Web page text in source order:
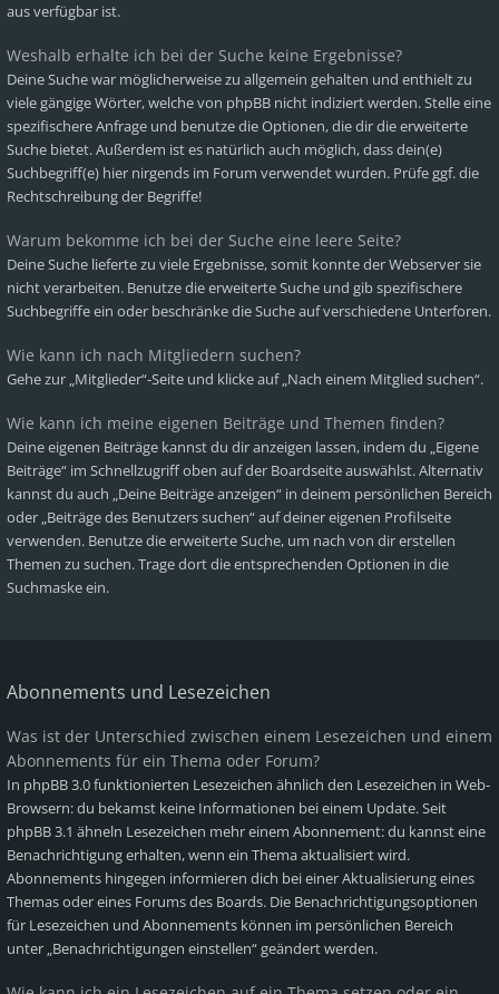
aus verfügbar ist.
Weshalb erhalte ich bei der Suche keine Ergebnisse?
Deine Suche war möglicherweise zu allgemein gehalten und enthielt zu
viele gängige Wörter, welche von phpBB nicht indiziert werden. Stelle eine
spezifischere Anfrage und benutze die Optionen, die dir die erweiterte
Suche bietet. Außerdem ist es natürlich auch möglich, dass dein(e)
Suchbegriff(e) hier nirgends im Forum verwendet wurden. Prüfe ggf. die
Rechtschreibung der Begriffe!
Warum bekomme ich bei der Suche eine leere Seite?
Deine Suche lieferte zu viele Ergebnisse, somit konnte der Webserver sie
nicht verarbeiten. Benutze die erweiterte Suche und gib spezifischere
Suchbegriffe ein oder beschränke die Suche auf verschiedene Unterforen.
Wie kann ich nach Mitgliedern suchen?
Gehe zur „Mitglieder“-Seite und klicke auf „Nach einem Mitglied suchen“.
Wie kann ich meine eigenen Beiträge und Themen finden?
Deine eigenen Beiträge kannst du dir anzeigen lassen, indem du „Eigene
Beiträge“ im Schnellzugriff oben auf der Boardseite auswählst. Alternativ
kannst du auch „Deine Beiträge anzeigen“ in deinem persönlichen Bereich
oder „Beiträge des Benutzers suchen“ auf deiner eigenen Profilseite
verwenden. Benutze die erweiterte Suche, um nach von dir erstellen
Themen zu suchen. Trage dort die entsprechenden Optionen in die
Suchmaske ein.
Abonnements und Lesezeichen
Was ist der Unterschied zwischen einem Lesezeichen und einem
Abonnements für ein Thema oder Forum?
In phpBB 3.0 funktionierten Lesezeichen ähnlich den Lesezeichen in Web-
Browsern: du bekamst keine Informationen bei einem Update. Seit
phpBB 3.1 ähneln Lesezeichen mehr einem Abonnement: du kannst eine
Benachrichtigung erhalten, wenn ein Thema aktualisiert wird.
Abonnements hingegen informieren dich bei einer Aktualisierung eines
Themas oder eines Forums des Boards. Die Benachrichtigungsoptionen
für Lesezeichen und Abonnements können im persönlichen Bereich
unter „Benachrichtigungen einstellen“ geändert werden.